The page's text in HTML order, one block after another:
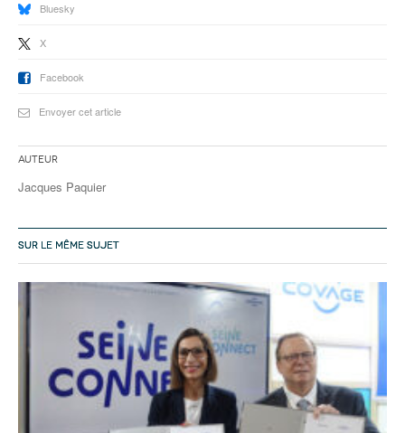
Bluesky
X
Facebook
Envoyer cet article
Auteur
Jacques Paquier
SUR LE MÊME SUJET